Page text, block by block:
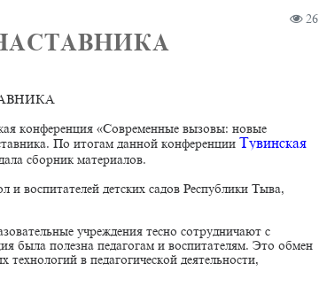
26
конференция «Современные вызовы: новые
По итогам данной конференцииТувинская
сборник материалов.
и воспитателей детских садов Республики Тыва,
учреждения тесно сотрудничают с
была полезна педагогам и воспитателям. Это обмен
в педагогической деятельности,